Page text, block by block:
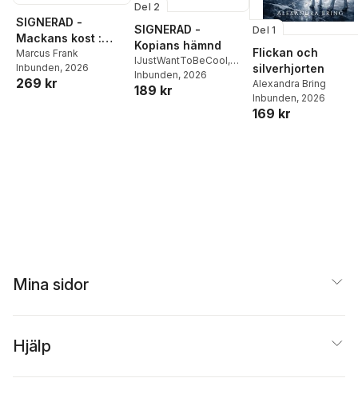
SIGNERAD -
Mackans kost :
Middagar och
matlådor
Marcus Frank
Inbunden, 2026
269 kr
Del 2
SIGNERAD -
Kopians hämnd
IJustWantToBeCool,
Joel Adolphson
Ejdemo Beer
Inbunden, 2026
189 kr
Del 1
Flickan och
silverhjorten
Alexandra Bring
Inbunden, 2026
169 kr
Mina sidor
Hjälp